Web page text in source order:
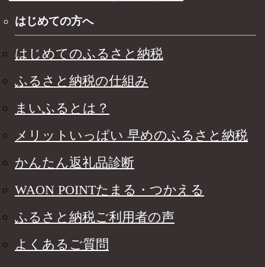
はじめての方へ
はじめてのふるさと納税
ふるさと納税の仕組み
まいふるとは？
メリットいっぱい 早めのふるさと納税
かんたん返礼品診断
WAON POINTたまる・つかえる
ふるさと納税ご利用者の声
よくあるご質問